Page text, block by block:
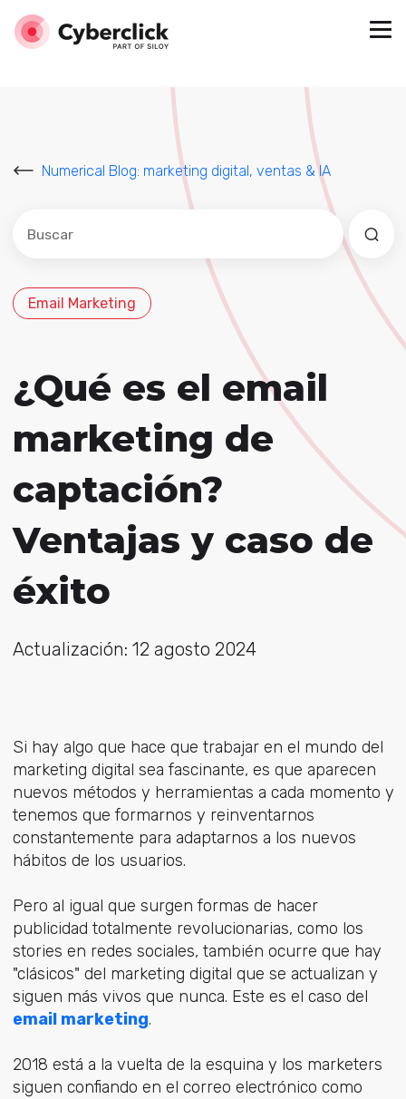
Numerical Blog: marketing digital, ventas & IA
Este es un campo de búsqueda con una función de
No hay sugerencias porque el campo de
Email Marketing
¿Qué es el email
marketing de
captación?
Ventajas y caso de
éxito
Actualización: 12 agosto 2024
Si hay algo que hace que trabajar en el mundo del
marketing digital sea fascinante, es que aparecen
nuevos métodos y herramientas a cada momento y
tenemos que formarnos y reinventarnos
constantemente para adaptarnos a los nuevos
hábitos de los usuarios.
Pero al igual que surgen formas de hacer
publicidad totalmente revolucionarias, como los
stories en redes sociales, también ocurre que hay
"clásicos" del marketing digital que se actualizan y
siguen más vivos que nunca. Este es el caso del
email marketing.
2018 está a la vuelta de la esquina y los marketers
siguen confiando en el correo electrónico como